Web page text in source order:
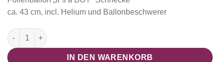
ca. 43 cm, incl. Helium und Ballonbeschwerer
Folienballon "It´s a BOY" Schnecke Menge
IN DEN WARENKORB